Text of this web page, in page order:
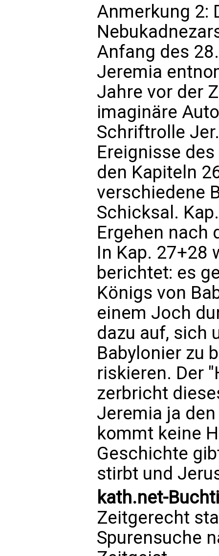
Anmerkung 2:
Anfang des
Jeremia
Jahre vor der
imaginäre
Schriftrolle
Ereignisse
den Kapiteln
verschiedene
Schicksal.
Ergehen nach
In Kap. 27+28
berichtet: es
Königs von
einem Joch
dazu auf, sich
Babylonier zu
riskieren. Der
zerbricht
Jeremia ja
kommt keine
Geschichte
stirbt und
kath.net-
Zeitgerecht
Spurensuche